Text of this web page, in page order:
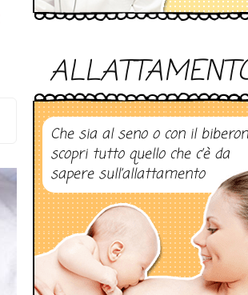
Che sia al seno o con il
scopri tutto quello che c’è da
sapere sull’allattamento